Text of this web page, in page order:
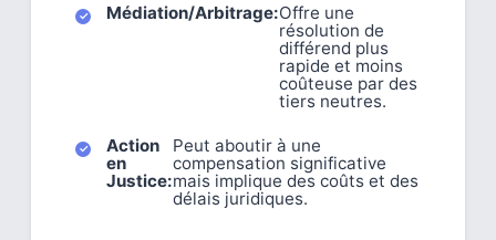
Médiation/Arbitrage:Offre une
résolution de
différend plus
rapide et moins
coûteuse par des
tiers neutres.
Action
en
Justice:
Peut aboutir à une
compensation significative
mais implique des coûts et des
délais juridiques.